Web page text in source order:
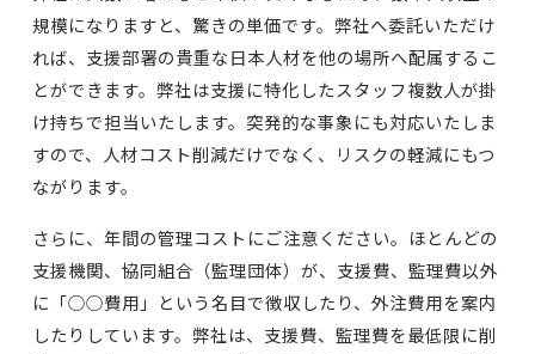
規模になりますと、驚きの単価です。弊社へ委託いただけ
れば、支援部署の貴重な日本人材を他の場所へ配属するこ
とができます。弊社は支援に特化したスタッフ複数人が掛
け持ちで担当いたします。突発的な事象にも対応いたしま
すので、人材コスト削減だけでなく、リスクの軽減にもつ
ながります。
さらに、年間の管理コストにご注意ください。ほとんどの
支援機関、協同組合（監理団体）が、支援費、監理費以外
に「○○費用」という名目で徴収したり、外注費用を案内
したりしています。弊社は、支援費、監理費を最低限に削